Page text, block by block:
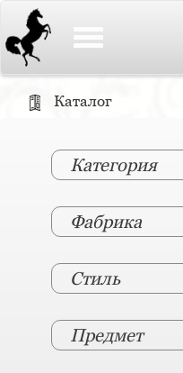
Каталог
Категория
Фабрика
Стиль
Предмет